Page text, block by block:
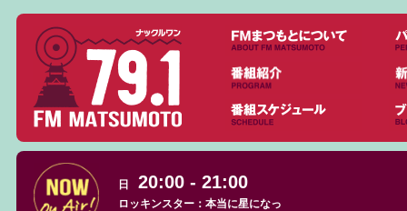
日 20:00 - 21:00
ロッキンスター：本当に星になっ